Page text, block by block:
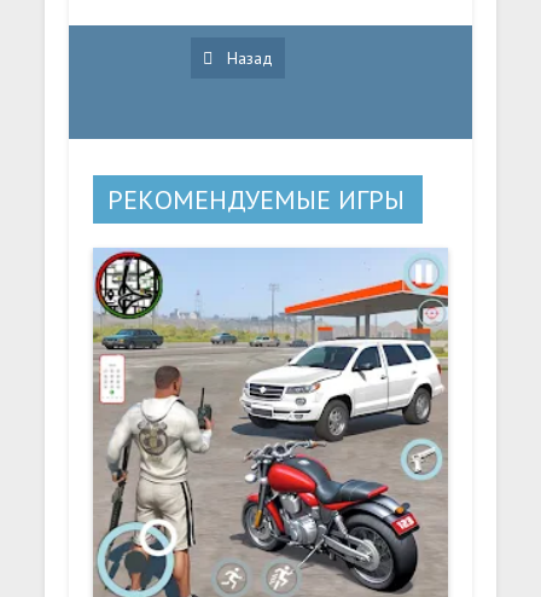
Назад
РЕКОМЕНДУЕМЫЕ ИГРЫ